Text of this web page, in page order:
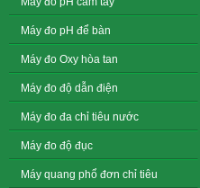
Máy đo pH để bàn
Máy đo Oxy hòa tan
Máy đo độ dẫn điện
Máy đo đa chỉ tiêu nước
Máy đo độ đục
Máy quang phổ đơn chỉ tiêu